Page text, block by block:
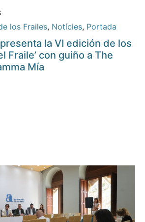
los Frailes, Notícies, Portada
la VI edición de los
Fraile’ con guiño a The
Mía